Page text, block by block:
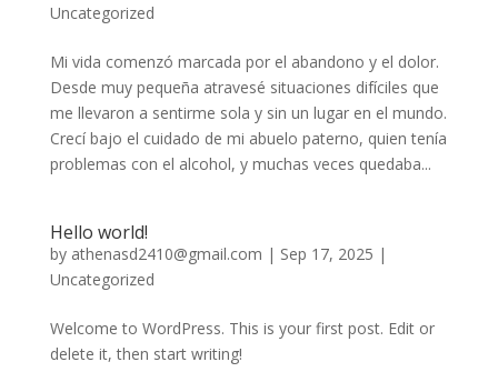
Uncategorized
Mi vida comenzó marcada por el abandono y el dolor.
Desde muy pequeña atravesé situaciones difíciles que
me llevaron a sentirme sola y sin un lugar en el mundo.
Crecí bajo el cuidado de mi abuelo paterno, quien tenía
problemas con el alcohol, y muchas veces quedaba...
Hello world!
by athenasd2410@gmail.com | Sep 17, 2025 |
Uncategorized
Welcome to WordPress. This is your first post. Edit or
delete it, then start writing!